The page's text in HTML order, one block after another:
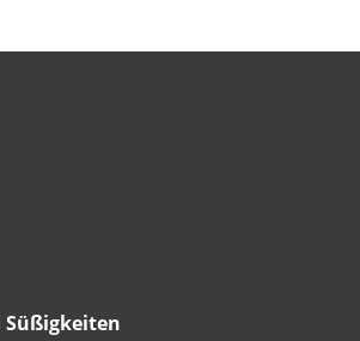
Süßigkeiten